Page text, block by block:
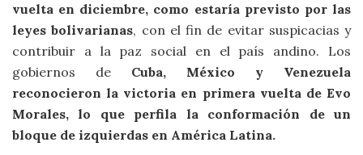
vuelta en diciembre, como estaría previsto por las
leyes bolivarianas, con el fin de evitar suspicacias y
contribuir a la paz social en el país andino. Los
gobiernos de Cuba, México y Venezuela
reconocieron la victoria en primera vuelta de Evo
Morales, lo que perfila la conformación de un
bloque de izquierdas en América Latina.